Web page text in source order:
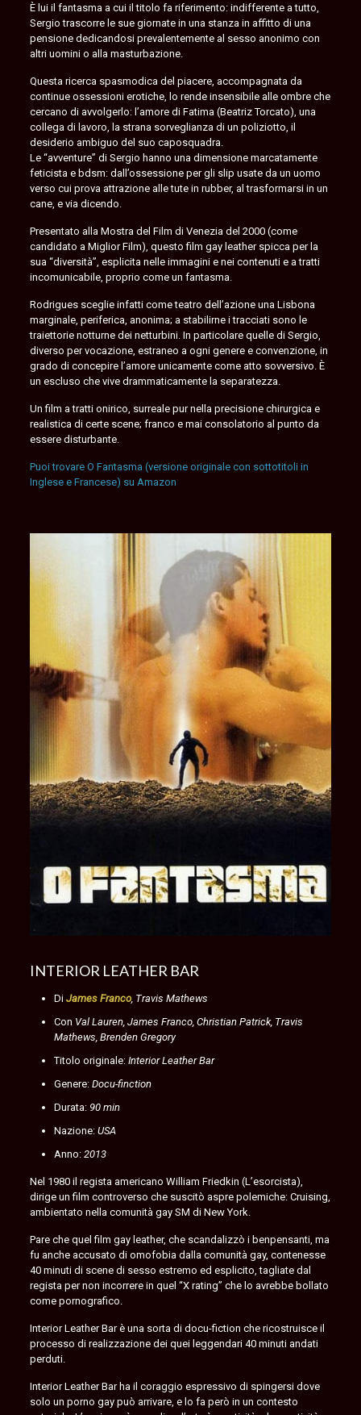
È lui il fantasma a cui il titolo fa riferimento: indifferente a tutto,
Sergio trascorre le sue giornate in una stanza in affitto di una
pensione dedicandosi prevalentemente al sesso anonimo con
altri uomini o alla masturbazione.
Questa ricerca spasmodica del piacere, accompagnata da
continue ossessioni erotiche, lo rende insensibile alle ombre che
cercano di avvolgerlo: l’amore di Fatima (Beatriz Torcato), una
collega di lavoro, la strana sorveglianza di un poliziotto, il
desiderio ambiguo del suo caposquadra.
Le “avventure” di Sergio hanno una dimensione marcatamente
feticista e bdsm: dall’ossessione per gli slip usate da un uomo
verso cui prova attrazione alle tute in rubber, al trasformarsi in un
cane, e via dicendo.
Presentato alla Mostra del Film di Venezia del 2000 (come
candidato a Miglior Film), questo film gay leather spicca per la
sua “diversità”, esplicita nelle immagini e nei contenuti e a tratti
incomunicabile, proprio come un fantasma.
Rodrigues sceglie infatti come teatro dell’azione una Lisbona
marginale, periferica, anonima; a stabilirne i tracciati sono le
traiettorie notturne dei netturbini. In particolare quelle di Sergio,
diverso per vocazione, estraneo a ogni genere e convenzione, in
grado di concepire l’amore unicamente come atto sovversivo. È
un escluso che vive drammaticamente la separatezza.
Un film a tratti onirico, surreale pur nella precisione chirurgica e
realistica di certe scene; franco e mai consolatorio al punto da
essere disturbante.
Puoi trovare O Fantasma (versione originale con sottotitoli in
Inglese e Francese) su Amazon
INTERIOR LEATHER BAR
Di James Franco, Travis Mathews
Con Val Lauren, James Franco, Christian Patrick, Travis
Mathews, Brenden Gregory
Titolo originale: Interior Leather Bar
Genere: Docu-finction
Durata: 90 min
Nazione: USA
Anno: 2013
Nel 1980 il regista americano William Friedkin (L’esorcista),
dirige un film controverso che suscitò aspre polemiche: Cruising,
ambientato nella comunità gay SM di New York.
Pare che quel film gay leather, che scandalizzò i benpensanti, ma
fu anche accusato di omofobia dalla comunità gay, contenesse
40 minuti di scene di sesso estremo ed esplicito, tagliate dal
regista per non incorrere in quel “X rating” che lo avrebbe bollato
come pornografico.
Interior Leather Bar è una sorta di docu-fiction che ricostruisce il
processo di realizzazione dei quei leggendari 40 minuti andati
perduti.
Interior Leather Bar ha il coraggio espressivo di spingersi dove
solo un porno gay può arrivare, e lo fa però in un contesto